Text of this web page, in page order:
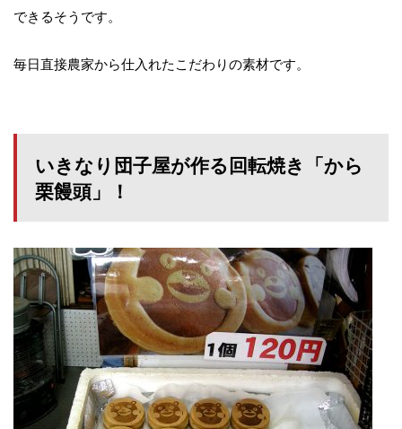
できるそうです。
毎日直接農家から仕入れたこだわりの素材です。
いきなり団子屋が作る回転焼き「から
栗饅頭」！